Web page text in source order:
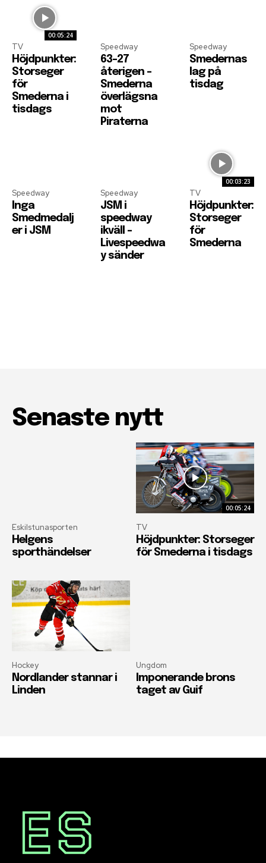
00:05:24
TV
Höjdpunkter:
Storseger
för
Smederna i
tisdags
Speedway
63-27
återigen –
Smederna
överlägsna
mot
Piraterna
Speedway
Smedernas
lag på
tisdag
Speedway
Inga
Smedmedalj
er i JSM
Speedway
JSM i
speedway
ikväll –
Livespeedwa
y sänder
00:03:23
TV
Höjdpunkter:
Storseger
för
Smederna
Senaste nytt
Eskilstunasporten
Helgens
sporthändelser
00:05:24
TV
Höjdpunkter: Storseger
för Smederna i tisdags
Hockey
Nordlander stannar i
Linden
Ungdom
Imponerande brons
taget av Guif